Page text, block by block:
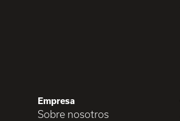
Empresa
Sobre nosotros